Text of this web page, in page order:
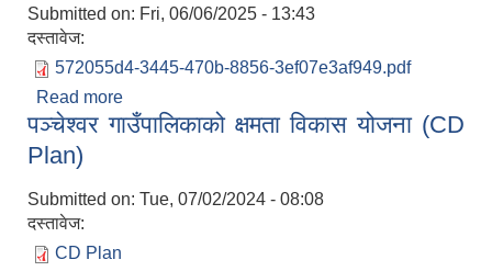
Submitted on: Fri, 06/06/2025 - 13:43
दस्तावेज:
572055d4-3445-470b-8856-3ef07e3af949.pdf
Read more
पञ्चेश्वर गाउँपालिकाको क्षमता विकास योजना (CD
Plan)
Submitted on: Tue, 07/02/2024 - 08:08
दस्तावेज:
CD Plan